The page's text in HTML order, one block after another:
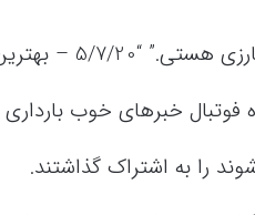
– بهترین روز زندگی من.”
فوتبال خبرهای خوب
را به اشتراک گذاشتند.